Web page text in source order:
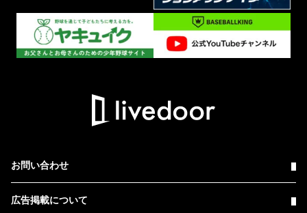
お問い合わせ
広告掲載について